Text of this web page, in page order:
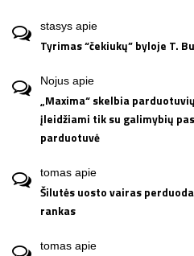
stasys apie
Tyrimas “čekiukų” byloje T.
Nojus apie
„Maxima“ skelbia
įleidžiami tik su galimybių
parduotuvė
tomas apie
Šilutės uosto vairas
rankas
tomas apie